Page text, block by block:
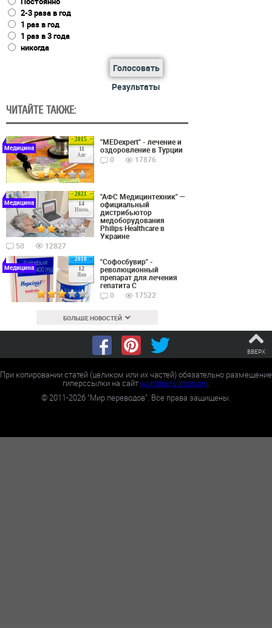
2-3 раза в год
1 раз в год
1 раз в 3 года
никогда
Голосовать
Результаты
ЧИТАЙТЕ ТАКЖЕ:
2015
11
Авг
Медицина
"MEDexpert" - лечение и
оздоровление в Турции
0
17876
2021
14
Июнь
Медицина
"АФС Медицинтехник" —
официальный
дистрибьютор
медоборудования
Philips Healthcare в
Украине
50
12827
2018
12
Янв
Медицина
"Софосбувир" -
революционный
препарат для лечения
гепатита С
0
17522
БОЛЬШЕ НОВОСТЕЙ
ВВЕРХ
При копировании статей (целиком или их частей) обязательно размещение
гиперссылки на сайтworldtranslation.org.
©2011-2026 "Мир переводов". Все права защищены.